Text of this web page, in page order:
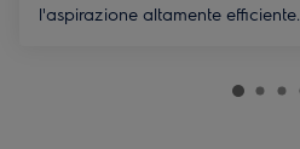
l'aspirazione altamente efficiente.